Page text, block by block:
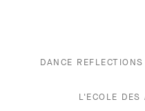
DANCE
L'ECOLE